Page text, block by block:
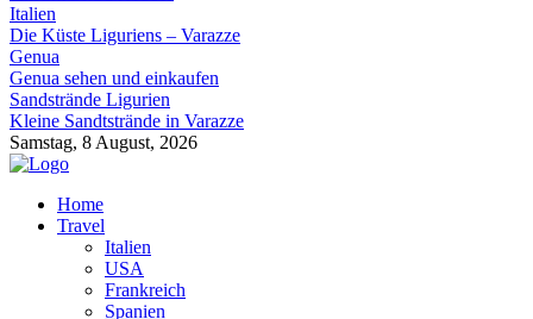
Italien
Die Küste Liguriens – Varazze
Genua
Genua sehen und einkaufen
Sandstrände Ligurien
Kleine Sandtstrände in Varazze
Samstag, 8 August, 2026
Home
Travel
Italien
USA
Frankreich
Spanien